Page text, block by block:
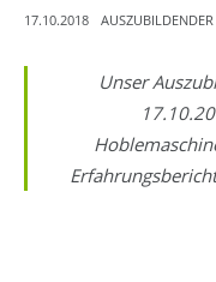
17.10.2018
Unser